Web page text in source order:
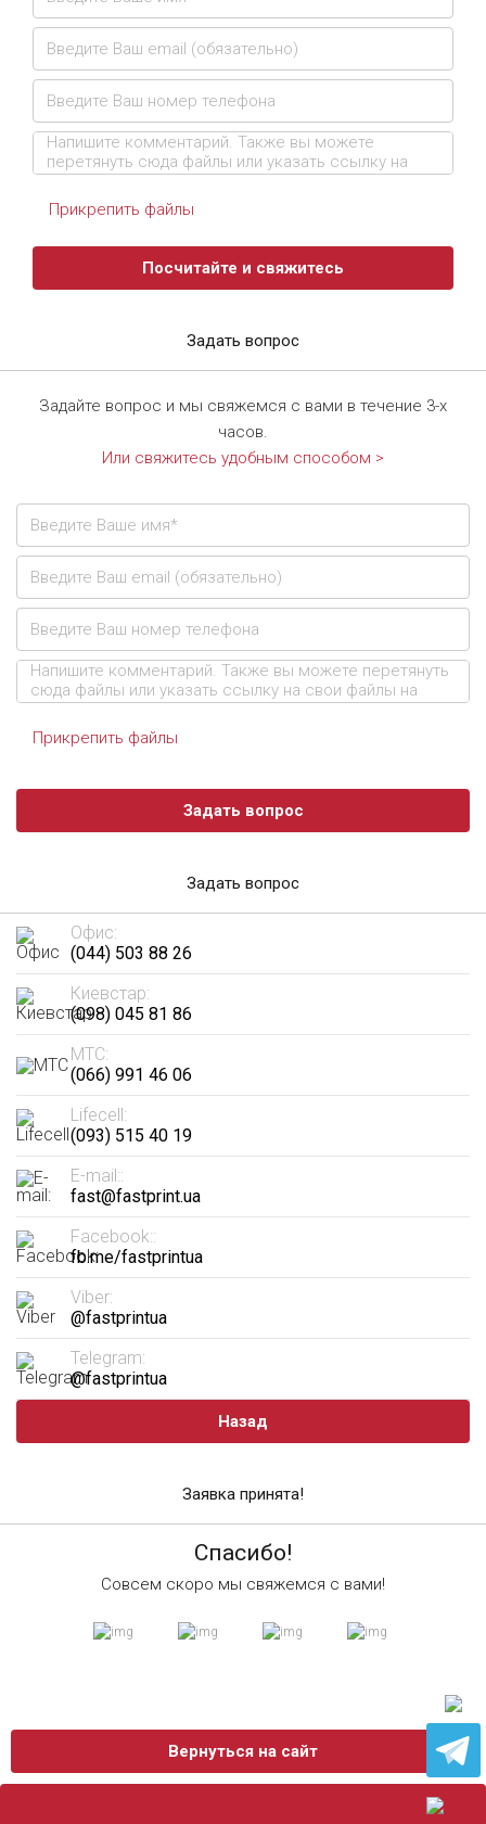
Прикрепить файлы
Посчитайте и свяжитесь
Задать вопрос
Задайте вопрос и мы свяжемся с вами в течение 3-х
часов.
Или свяжитесь удобным способом >
Прикрепить файлы
Задать вопрос
Задать вопрос
Офис:
(044) 503 88 26
Киевстар:
(098) 045 81 86
МТС:
(066) 991 46 06
Lifecell:
(093) 515 40 19
E-mail::
fast@fastprint.ua
Facebook::
fb.me/fastprintua
Viber:
@fastprintua
Telegram:
@fastprintua
Назад
Заявка принята!
Спасибо!
Совсем скоро мы свяжемся с вами!
Вернуться на сайт